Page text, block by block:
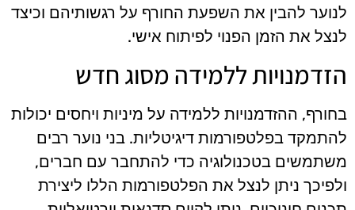
לנוער להבין את השפעת החורף על רגשותיהם וכיצד
לנצל את הזמן הפנוי לפיתוח אישי.
הזדמנויות ללמידה מסוג חדש
בחורף, ההזדמנויות ללמידה על מיניות ויחסים יכולות
להתמקד בפלטפורמות דיגיטליות. בני נוער רבים
משתמשים בטכנולוגיה כדי להתחבר עם חברים,
ולפיכך ניתן לנצל את הפלטפורמות הללו ליצירת